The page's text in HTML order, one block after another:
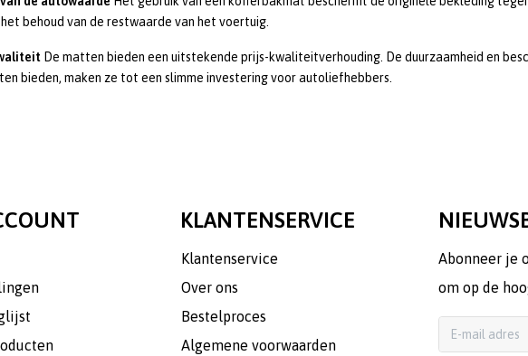
behoud van de restwaarde van het voertuig.
De matten bieden een uitstekende prijs-kwaliteitverhouding. De duurzaamheid en
bieden, maken ze tot een slimme investering voor autoliefhebbers.
KLANTENSERVICE
Klantenservice
Over ons
Bestelproces
Algemene voorwaarden
Abonneer je
om op de